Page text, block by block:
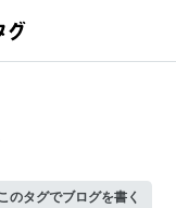
のタグでブログを書く